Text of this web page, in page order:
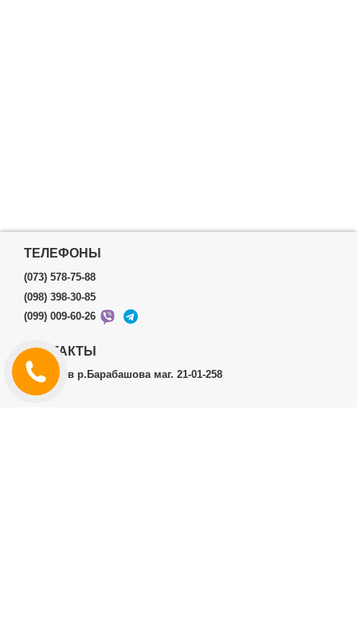
ТЕЛЕФОНЫ
(073) 578-75-88
(098) 398-30-85
(099) 009-60-26
КОНТАКТЫ
г.Харьков р.Барабашова маг. 21-01-258